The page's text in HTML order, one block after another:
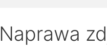
Naprawa